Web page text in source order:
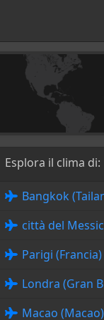
Esplora il clima di:
Bangkok
città del
Parigi (Francia)
Londra (Gran
Macao (Macao)